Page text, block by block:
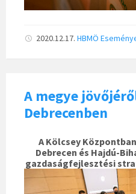
2020.12.17. HBMÖ
A megye
Debrecenben
A Kölcsey
Debrecen és Hajdú-
gazdaságfejlesztési